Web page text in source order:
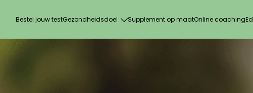
Bestel jouw testGezondheidsdoel Supplement op maatOnline coaching